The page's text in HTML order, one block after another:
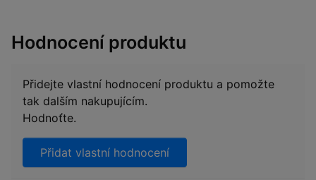
Hodnocení produktu
Přidejte vlastní hodnocení produktu a pomožte
tak dalším nakupujícím.
Hodnoťte.
Přidat vlastní hodnocení